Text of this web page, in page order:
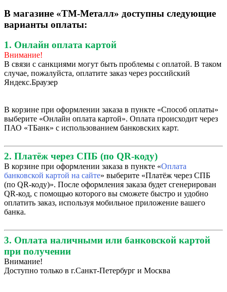
В магазине «ТМ-Металл» доступны следующие
варианты оплаты:
1. Онлайн оплата картой
Внимание!
В связи с санкциями могут быть проблемы с оплатой. В таком
случае, пожалуйста, оплатите заказ через российский
Яндекс.Браузер
В корзине при оформлении заказа в пункте «Способ оплаты»
выберите «Онлайн оплата картой». Оплата происходит через
ПАО «ТБанк» с использованием банковских карт.
2. Платёж через СПБ (по QR-коду)
В корзине при оформлении заказа в пункте «Оплата
банковской картой на сайте» выберите «Платёж через СПБ
(по QR-коду)». После оформления заказа будет сгенерирован
QR-код, с помощью которого вы сможете быстро и удобно
оплатить заказ, используя мобильное приложение вашего
банка.
3. Оплата наличными или банковской картой
при получении
Внимание!
Доступно только в г.Санкт-Петербург и Москва